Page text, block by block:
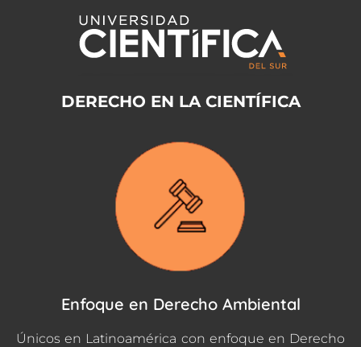
DERECHO EN LA CIENTÍFICA
Enfoque en Derecho Ambiental
Únicos en Latinoamérica con enfoque en Derecho